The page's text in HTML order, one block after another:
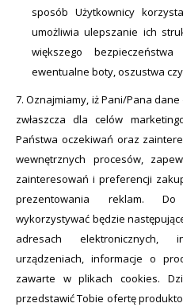
sposób Użytkownicy
umożliwia ulepszanie ich
większego
ewentualne boty, oszustwa
7. Oznajmiamy, iż Pani/Pana
zwłaszcza dla celów
Państwa oczekiwań oraz
wewnętrznych procesów,
zainteresowań i preferencji
prezentowania reklam.
wykorzystywać będzie
adresach elektronicznych,
urządzeniach, informacje o
zawarte w plikach cookies.
przedstawić Tobie ofertę